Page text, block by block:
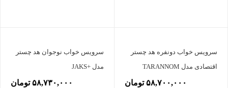
سرویس خواب دونفره هد چستر
اقتصادی مدل TARANNOM
۵۸,۷۰۰,۰۰۰ تومان
سرویس خواب نوجوان هد چستر
مدل +JAKS
۵۸,۷۳۰,۰۰۰ تومان